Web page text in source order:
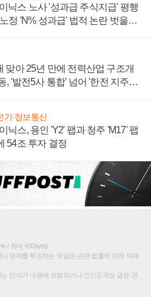
닉스 노사 '성과급 주식지급' 평행
정 'N% 성과급' 법적 논란 벗을지
맞아 25년 만에 전력산업 구조개
, '발전5사 통합' 넘어 '한전 지주사'
기·정보통신
닉스, 용인 'Y2' 팹과 청주 'M17' 팹
54조 투자 결정
/ 최대 400byte)
명예를 훼손하는 댓글은 관련 법률에 의해 제재
단어가 내용에 포함되거나 인신공격성 글은 관